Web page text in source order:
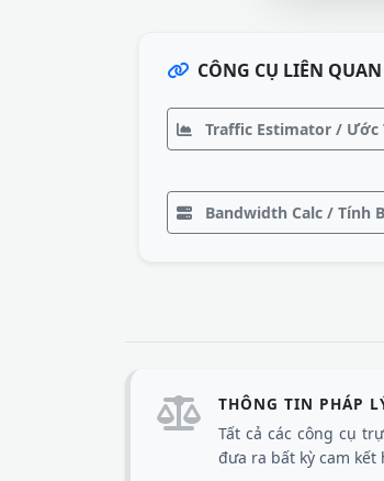
CÔNG CỤ LIÊN
Traffic Estimator / Ước
Bandwidth Calc / Tính
THÔNG TIN PHÁP
Tất cả các công cụ
đưa ra bất kỳ cam